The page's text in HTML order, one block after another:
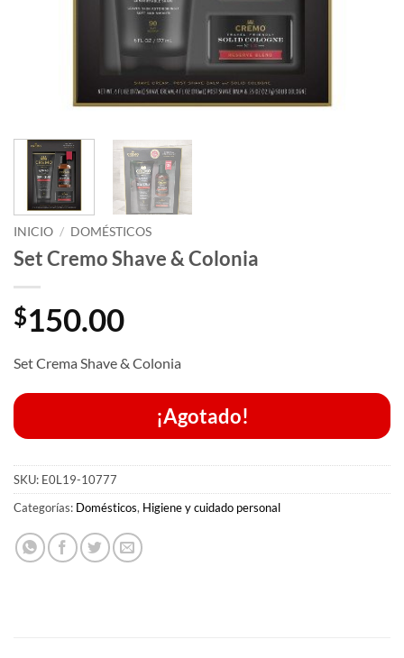
INICIO / DOMÉSTICOS
Set Cremo Shave & Colonia
$150.00
Set Crema Shave & Colonia
¡Agotado!
SKU: E0L19-10777
Categorías: Domésticos, Higiene y cuidado personal